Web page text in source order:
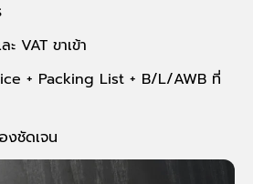
ะ VAT ขาเข้า
+ Packing List + B/L/AWB ที่
งชัดเจน